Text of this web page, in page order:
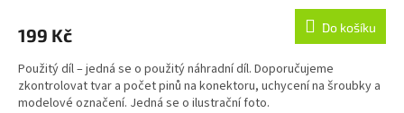
199 Kč Do košíku
Použitý díl – jedná se o použitý náhradní díl. Doporučujeme
zkontrolovat tvar a počet pinů na konektoru, uchycení na šroubky a
modelové označení. Jedná se o ilustrační foto.